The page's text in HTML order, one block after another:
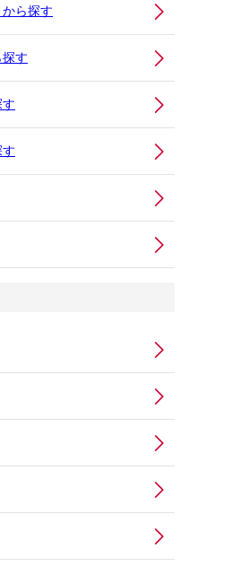
ら探す
探す
す